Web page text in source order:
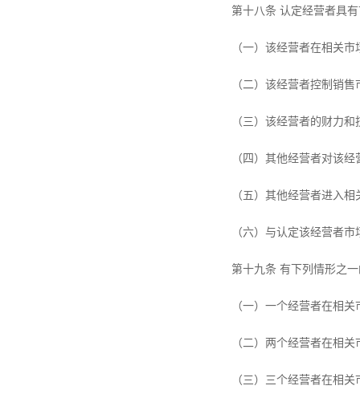
第十八条 认定经营者具
（一）该经营者在相关
（二）该经营者控制销
（三）该经营者的财力
（四）其他经营者对该
（五）其他经营者进入
（六）与认定该经营者
第十九条 有下列情形之
（一）一个经营者在相
（二）两个经营者在相
（三）三个经营者在相